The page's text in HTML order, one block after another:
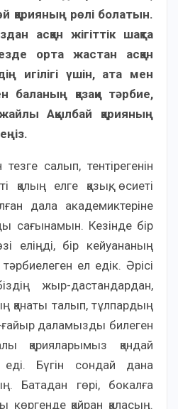
қарияның рөлі болатын.
асқан жігіттік шақта
орта жастан асқан
игілігі үшін, ата мен
баланың қазақи тәрбие,
Ақылбай қарияның
салып, тентірегенін
қалың елге қазық, өсиеті
дала академиктеріне
сағынамын. Кезінде бір
еліңді, бір кейуананың
тәрбиелеген ел едік. Әрісі
жыр-дастандардан,
қанаты талып, тұлпардың
даламызды билеген
қарияларымыз қандай
Бүгін сондай дана
Батадан гөрі, бокалға
көргенде қайран қаласың.